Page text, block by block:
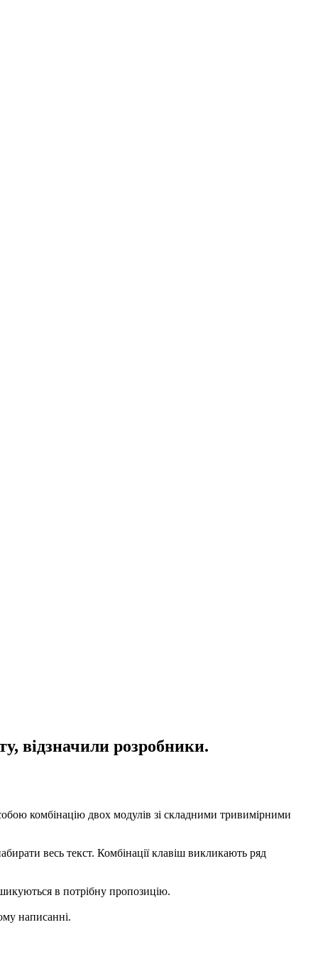
відзначили розробники.
комбінацію двох модулів зі складними тривимірними
весь текст. Комбінації клавіш викликають ряд
в потрібну пропозицію.
написанні.